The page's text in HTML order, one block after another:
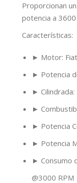
Proporcionan
potencia a 3600
Características:
► Motor:
► Potencia
► Cilindrada:
►
► Potencia
► Potencia
► Consumo
@3000 RPM